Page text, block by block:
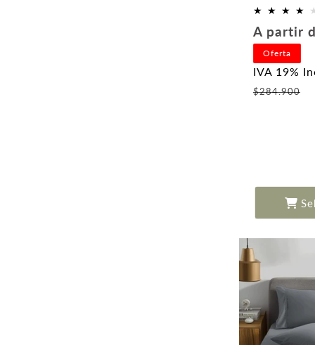
Precio
habitual
A partir
Oferta
IVA 19%
$284.900